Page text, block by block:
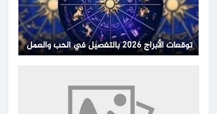
توقعات الأبراج 2026 بالتفصيل في الحب والعمل